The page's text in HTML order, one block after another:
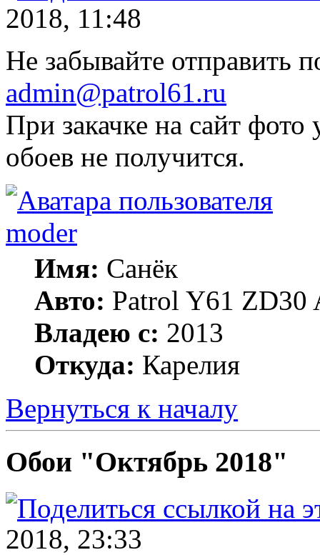
2018, 11:48
Не забывайте отправить
admin@patrol61.ru
При закачке на сайт
обоев не получится.
moder
Имя: Санёк
Авто: Patrol Y61 ZD30
Владею с: 2013
Откуда: Карелия
Вернуться к началу
Обои "Октябрь 2018"
2018, 23:33